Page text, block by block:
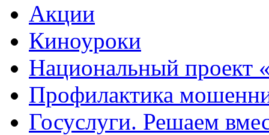
Акции
Киноуроки
Национальный проект
Профилактика
Госуслуги. Решаем